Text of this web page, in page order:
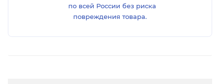
по всей России без риска
повреждения товара.